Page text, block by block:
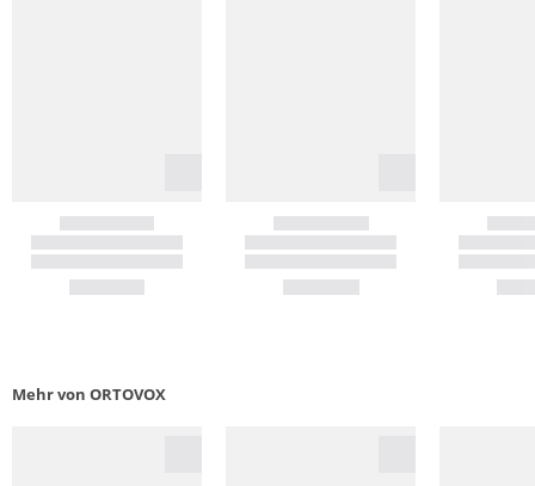
Mehr von ORTOVOX